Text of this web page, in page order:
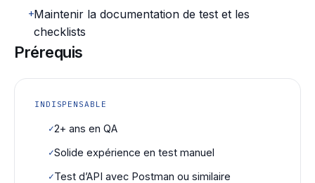
+Maintenir la documentation de test et les
checklists
Prérequis
INDISPENSABLE
✓2+ ans en QA
✓Solide expérience en test manuel
✓Test d’API avec Postman ou similaire